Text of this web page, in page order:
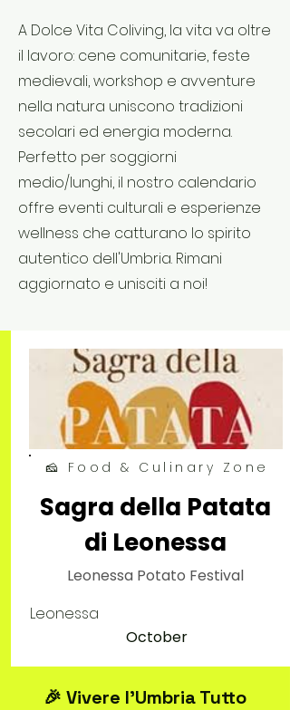
A Dolce Vita Coliving, la vita va oltre
il lavoro: cene comunitarie, feste
medievali, workshop e avventure
nella natura uniscono tradizioni
secolari ed energia moderna.
Perfetto per soggiorni
medio/lunghi, il nostro calendario
offre eventi culturali e esperienze
wellness che catturano lo spirito
autentico dell'Umbria. Rimani
aggiornato e unisciti a noi!
🧀 Food & Culinary Zone
Sagra della Patata
di Leonessa
Leonessa Potato Festival
Leonessa
October
🎉 Vivere l’Umbria Tutto